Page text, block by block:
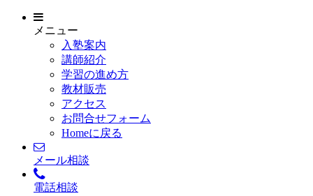
メニュー
入塾案内
講師紹介
学習の進め方
教材販売
アクセス
お問合せフォーム
Homeに戻る
メール相談
電話相談